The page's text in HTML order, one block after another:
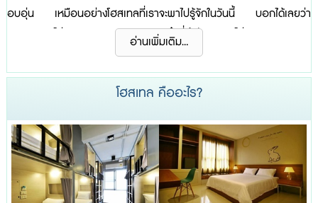
อบอุ่น เหมือนอย่างโฮสเทลที่เราจะพาไปรู้จักในวันนี้ บอกได้เลยว่า
บรรยากาศไม่ธรรมดา สวย เริด และเก๋ ที่สำคัญราคาไม่แพง ! 1. Here
Hostel ภาพจาก herehostel.com ภาพจาก herehostel.com โฮสเทลที่ตั้ง
อยู่ใจกลางกรุงเทพฯ เส้นถนนราชดำเนิน ทางด้านหลังอ...
อ่านเพิ่มเติม...
โฮสเทล คืออะไร?